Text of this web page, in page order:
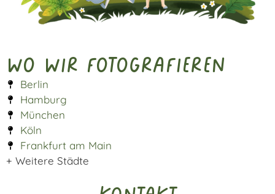
Wo wir fotografieren
Berlin
Hamburg
München
Köln
Frankfurt am Main
+ Weitere Städte